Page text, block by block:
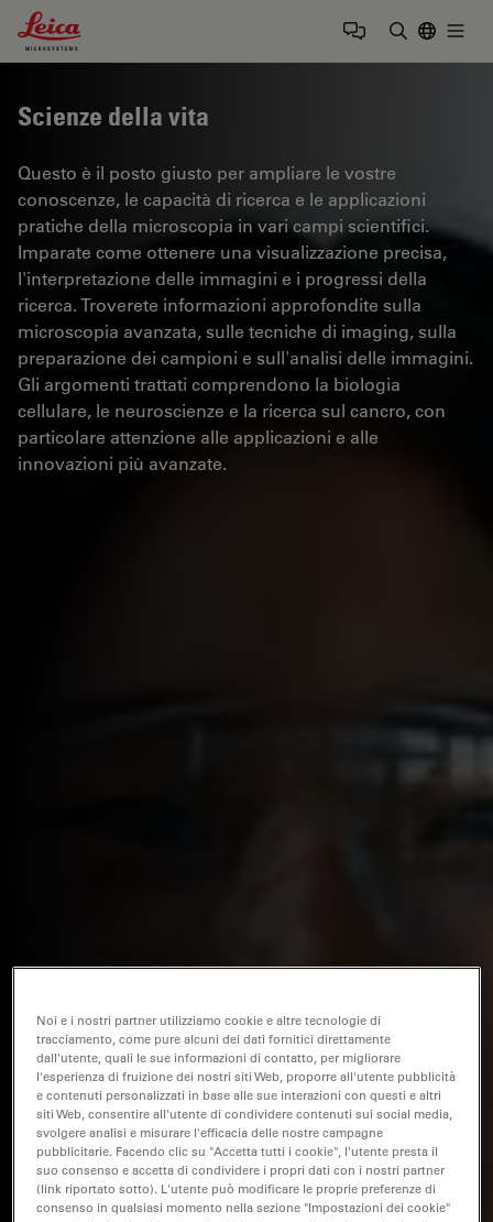
Leica Microsystems Logo
Scienze della vita
Questo è il posto giusto per ampliare le vostre
conoscenze, le capacità di ricerca e le applicazioni
pratiche della microscopia in vari campi scientifici.
Imparate come ottenere una visualizzazione precisa,
l'interpretazione delle immagini e i progressi della
ricerca. Troverete informazioni approfondite sulla
microscopia avanzata, sulle tecniche di imaging, sulla
preparazione dei campioni e sull'analisi delle immagini.
Gli argomenti trattati comprendono la biologia
cellulare, le neuroscienze e la ricerca sul cancro, con
particolare attenzione alle applicazioni e alle
innovazioni più avanzate.
Noi e i nostri partner utilizziamo cookie e altre tecnologie di
tracciamento, come pure alcuni dei dati fornitici direttamente
dall'utente, quali le sue informazioni di contatto, per migliorare
l'esperienza di fruizione dei nostri siti Web, proporre all'utente pubblicità
e contenuti personalizzati in base alle sue interazioni con questi e altri
siti Web, consentire all'utente di condividere contenuti sui social media,
svolgere analisi e misurare l'efficacia delle nostre campagne
pubblicitarie. Facendo clic su "Accetta tutti i cookie", l'utente presta il
suo consenso e accetta di condividere i propri dati con i nostri partner
(link riportato sotto). L'utente può modificare le proprie preferenze di
consenso in qualsiasi momento nella sezione "Impostazioni dei cookie"